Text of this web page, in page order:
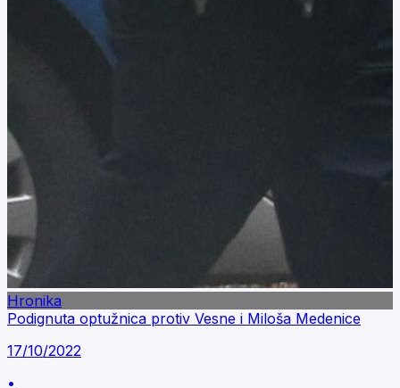
Hronika
Podignuta optužnica protiv Vesne i Miloša Medenice
17/10/2022
•